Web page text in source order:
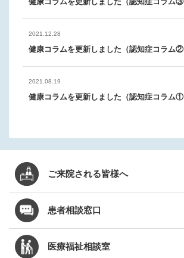
2026.04.21 採用情報 募集中
会計事務職員（管理職候補）募集
2026.04.17
2021.12.28
健康コラムを更新しました（認知症コラム②
2021.08.19
健康コラムを更新しました（認知症コラム①
ご来院される皆様へ
患者相談窓口
医療福祉相談室